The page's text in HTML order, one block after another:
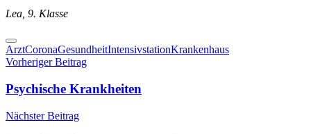
Lea, 9. Klasse
ArztCoronaGesundheitIntensivstationKrankenhaus
Beitragsnavigation
Vorheriger Beitrag
Psychische Krankheiten
Nächster Beitrag